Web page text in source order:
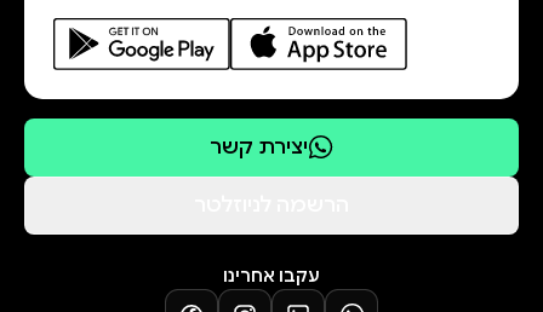
יצירת קשר
עקבו אחרינו